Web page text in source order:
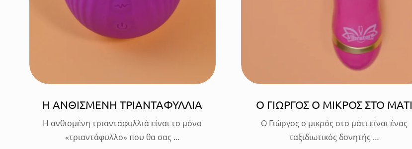
Η ΑΝΘΙΣΜΕΝΗ ΤΡΙΑΝΤΑΦΥΛΛΙΑ
Η ανθισμένη τριανταφυλλιά είναι το μόνο
«τριαντάφυλλο» που θα σας …
Ο ΓΙΩΡΓΟΣ Ο ΜΙΚΡΟΣ ΣΤΟ ΜΑΤΙ
Ο Γιώργος ο μικρός στο μάτι είναι ένας
ταξιδιωτικός δονητής …